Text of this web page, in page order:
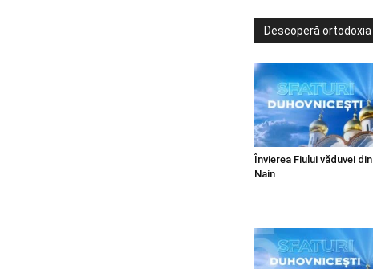
Descoperă ortodoxia
Învierea Fiului văduvei din
Nain